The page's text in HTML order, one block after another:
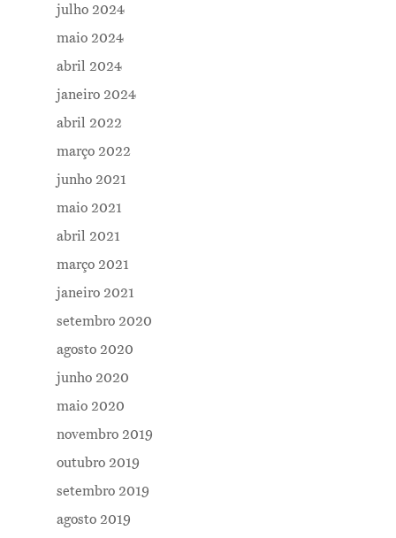
julho 2024
maio 2024
abril 2024
janeiro 2024
abril 2022
março 2022
junho 2021
maio 2021
abril 2021
março 2021
janeiro 2021
setembro 2020
agosto 2020
junho 2020
maio 2020
novembro 2019
outubro 2019
setembro 2019
agosto 2019